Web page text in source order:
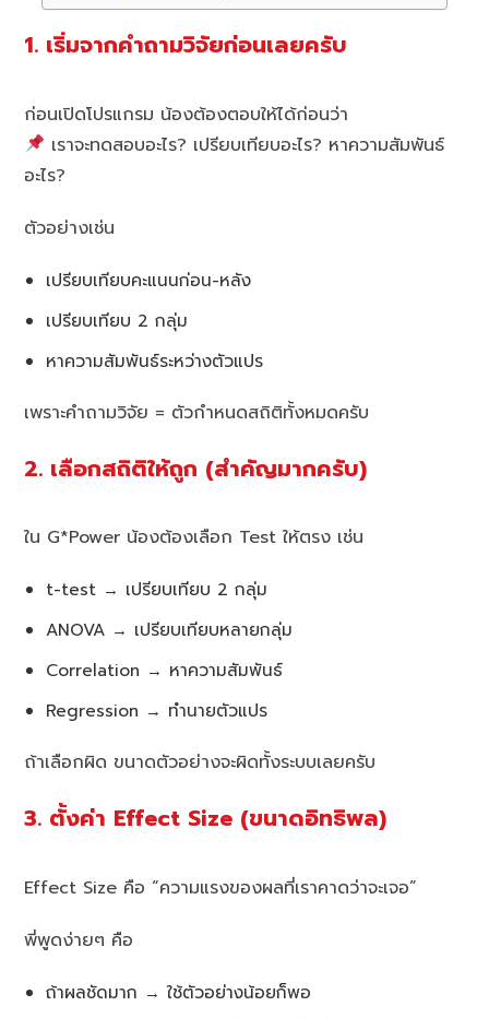
1. เริ่มจากคำถามวิจัยก่อนเลยครับ
ก่อนเปิดโปรแกรม น้องต้องตอบให้ได้ก่อนว่า
เราจะทดสอบอะไร? เปรียบเทียบอะไร? หาความสัมพันธ์
อะไร?
ตัวอย่างเช่น
เปรียบเทียบคะแนนก่อน-หลัง
เปรียบเทียบ 2 กลุ่ม
หาความสัมพันธ์ระหว่างตัวแปร
เพราะคำถามวิจัย = ตัวกำหนดสถิติทั้งหมดครับ
2. เลือกสถิติให้ถูก (สำคัญมากครับ)
ใน G*Power น้องต้องเลือก Test ให้ตรง เช่น
t-test → เปรียบเทียบ 2 กลุ่ม
ANOVA → เปรียบเทียบหลายกลุ่ม
Correlation → หาความสัมพันธ์
Regression → ทำนายตัวแปร
ถ้าเลือกผิด ขนาดตัวอย่างจะผิดทั้งระบบเลยครับ
3. ตั้งค่า Effect Size (ขนาดอิทธิพล)
Effect Size คือ “ความแรงของผลที่เราคาดว่าจะเจอ”
พี่พูดง่ายๆ คือ
ถ้าผลชัดมาก → ใช้ตัวอย่างน้อยก็พอ